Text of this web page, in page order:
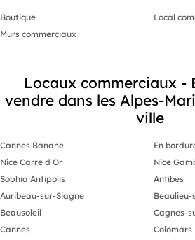
Boutique
Local
Murs commerciaux
Locaux commerciaux -
vendre dans les Alpes-
ville
Cannes Banane
En
Nice Carre d Or
Nice
Sophia Antipolis
Antibes
Auribeau-sur-Siagne
Beaulieu-
Beausoleil
Cagnes-
Cannes
Colomars